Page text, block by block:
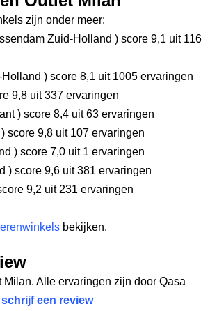
zijn onder meer:
Zuid-Holland ) score 9,1 uit 116
) score 8,1 uit 1005 ervaringen
9,8 uit 337 ervaringen
) score 8,4 uit 63 ervaringen
) score 9,8 uit 107 ervaringen
) score 7,0 uit 1 ervaringen
) score 9,6 uit 381 ervaringen
9,2 uit 231 ervaringen
bekijken.
Alle ervaringen zijn door Qasa
schrijf een review